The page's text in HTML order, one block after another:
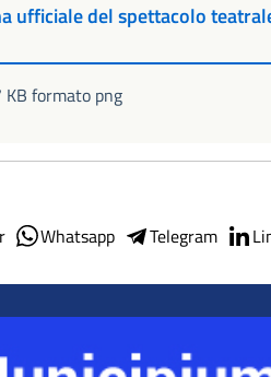
ufficiale del spettacolo
formato png
Whatsapp Telegram